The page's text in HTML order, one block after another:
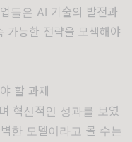
들은 AI 기술의 발전과
가능한 전략을 모색해야
할 과제
혁신적인 성과를 보였
한 모델이라고 볼 수는